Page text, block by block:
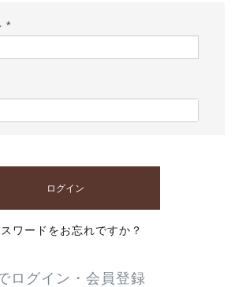
ログイン
ワードをお忘れですか？
ログイン・会員登録